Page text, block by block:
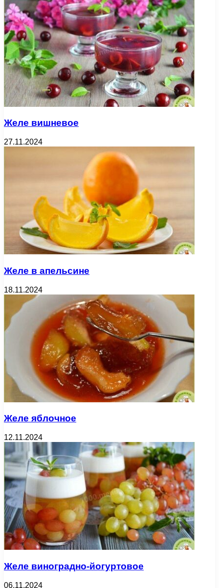
Желе вишневое
27.11.2024
Желе в апельсине
18.11.2024
Желе яблочное
12.11.2024
Желе виноградно-йогуртовое
06.11.2024